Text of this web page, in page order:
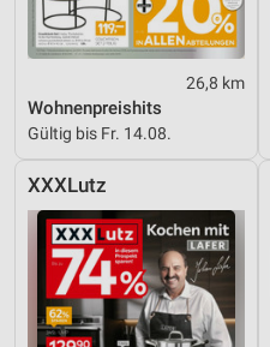
26,8 km
Wohnenpreishits
Gültig bis Fr. 14.08.
XXXLutz